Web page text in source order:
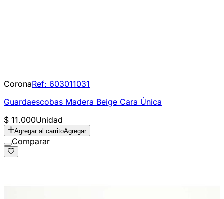
CoronaRef: 603011031
Guardaescobas Madera Beige Cara Única
$ 11.000Unidad
Agregar al carritoAgregar
Comparar